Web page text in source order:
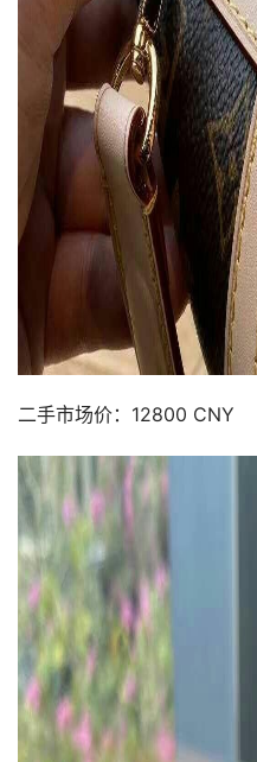
二手市场价：12800 CNY